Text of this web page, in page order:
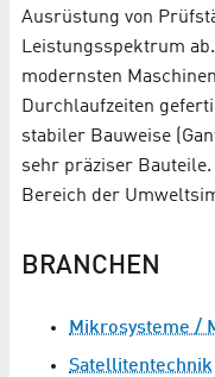
Ausrüstung von
Leistungsspektrum
modernsten
Durchlaufzeiten
stabiler Bauweise
sehr präziser
Bereich der
BRANCHEN
Mikrosysteme /
Satellitentechnik